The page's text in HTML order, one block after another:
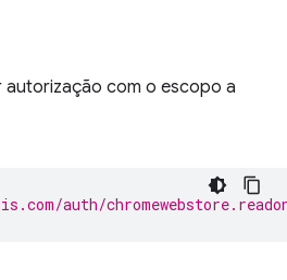
autorização com o escopo a
auth/